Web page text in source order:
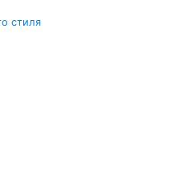
стиля